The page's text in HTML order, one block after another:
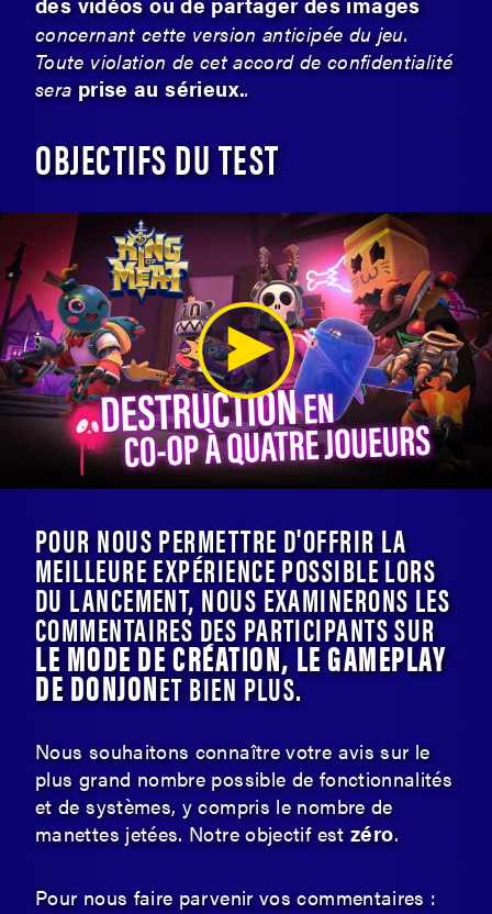
concernant cette version anticipée du jeu.
Toute violation de cet accord de confidentialité
seraprise au sérieux..
OBJECTIFS DU TEST
POUR NOUS PERMETTRE D'OFFRIR LA
MEILLEURE EXPÉRIENCE POSSIBLE LORS
DU LANCEMENT, NOUS EXAMINERONS LES
COMMENTAIRES DES PARTICIPANTS SUR
LE MODE DE CRÉATION, LE GAMEPLAY
DE DONJONET BIEN PLUS.
Nous souhaitons connaître votre avis sur le
plus grand nombre possible de fonctionnalités
et de systèmes, y compris le nombre de
manettes jetées. Notre objectif estzéro.
Pour nous faire parvenir vos commentaires :